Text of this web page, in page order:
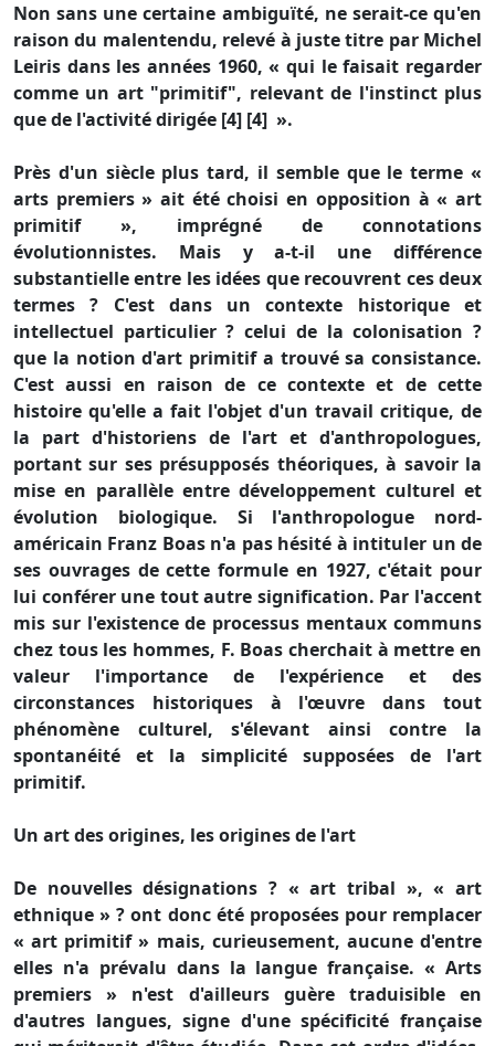
Non sans une certaine ambiguïté, ne serait-ce qu'en
raison du malentendu, relevé à juste titre par Michel
Leiris dans les années 1960, « qui le faisait regarder
comme un art "primitif", relevant de l'instinct plus
que de l'activité dirigée [4] [4] ».
Près d'un siècle plus tard, il semble que le terme «
arts premiers » ait été choisi en opposition à « art
primitif », imprégné de connotations
évolutionnistes. Mais y a-t-il une différence
substantielle entre les idées que recouvrent ces deux
termes ? C'est dans un contexte historique et
intellectuel particulier ? celui de la colonisation ?
que la notion d'art primitif a trouvé sa consistance.
C'est aussi en raison de ce contexte et de cette
histoire qu'elle a fait l'objet d'un travail critique, de
la part d'historiens de l'art et d'anthropologues,
portant sur ses présupposés théoriques, à savoir la
mise en parallèle entre développement culturel et
évolution biologique. Si l'anthropologue nord-
américain Franz Boas n'a pas hésité à intituler un de
ses ouvrages de cette formule en 1927, c'était pour
lui conférer une tout autre signification. Par l'accent
mis sur l'existence de processus mentaux communs
chez tous les hommes, F. Boas cherchait à mettre en
valeur l'importance de l'expérience et des
circonstances historiques à l'œuvre dans tout
phénomène culturel, s'élevant ainsi contre la
spontanéité et la simplicité supposées de l'art
primitif.
Un art des origines, les origines de l'art
De nouvelles désignations ? « art tribal », « art
ethnique » ? ont donc été proposées pour remplacer
« art primitif » mais, curieusement, aucune d'entre
elles n'a prévalu dans la langue française. « Arts
premiers » n'est d'ailleurs guère traduisible en
d'autres langues, signe d'une spécificité française